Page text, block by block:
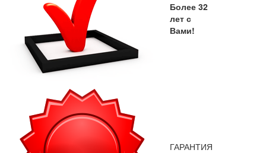
Более 32
лет с
Вами!
ГАРАНТИЯ